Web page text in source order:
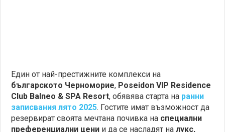
Един от най-престижните комплекси на
българското Черноморие, Poseidon VIP Residence
Club Balneo & SPA Resort, обявява старта на ранни
записваниялято 2025. Гостите имат възможност да
резервират своята мечтана почивка на специални
преференциални цени и да се насладят налукс,